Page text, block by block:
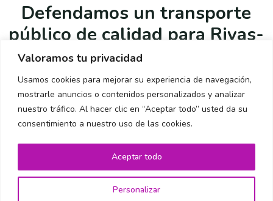
Valoramos tu privacidad
Usamos cookies para mejorar su experiencia de navegación,
mostrarle anuncios o contenidos personalizados y analizar
nuestro tráfico. Al hacer clic en “Aceptar todo” usted da su
consentimiento a nuestro uso de las cookies.
Personalizar
Aceptar todo
Defendamos un transporte
público de calidad para Rivas-
Vaciamadrid, Arganda y todo
el sureste de Madrid
Únete a nosotros